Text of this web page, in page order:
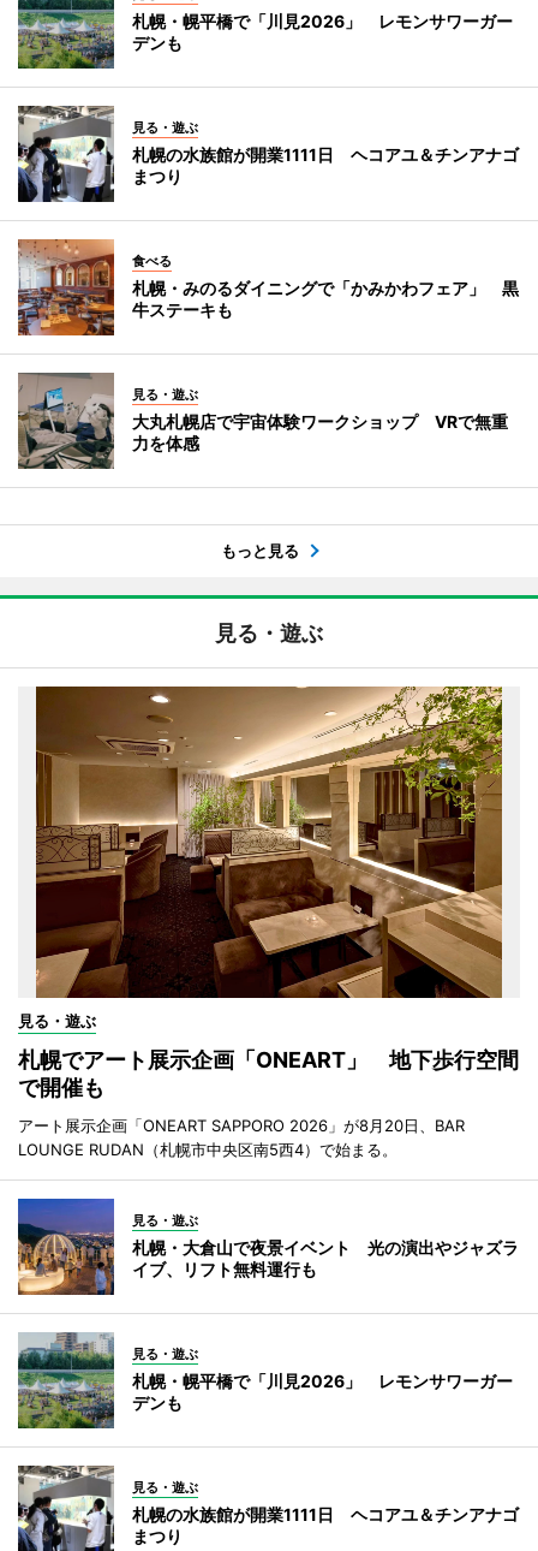
札幌・幌平橋で「川見2026」 レモンサワーガー
デンも
見る・遊ぶ
札幌の水族館が開業1111日 ヘコアユ＆チンアナゴ
まつり
食べる
札幌・みのるダイニングで「かみかわフェア」 黒
牛ステーキも
見る・遊ぶ
大丸札幌店で宇宙体験ワークショップ VRで無重
力を体感
もっと見る
見る・遊ぶ
見る・遊ぶ
札幌でアート展示企画「ONEART」 地下歩行空間
で開催も
アート展示企画「ONEART SAPPORO 2026」が8月20日、BAR
LOUNGE RUDAN（札幌市中央区南5西4）で始まる。
見る・遊ぶ
札幌・大倉山で夜景イベント 光の演出やジャズラ
イブ、リフト無料運行も
見る・遊ぶ
札幌・幌平橋で「川見2026」 レモンサワーガー
デンも
見る・遊ぶ
札幌の水族館が開業1111日 ヘコアユ＆チンアナゴ
まつり